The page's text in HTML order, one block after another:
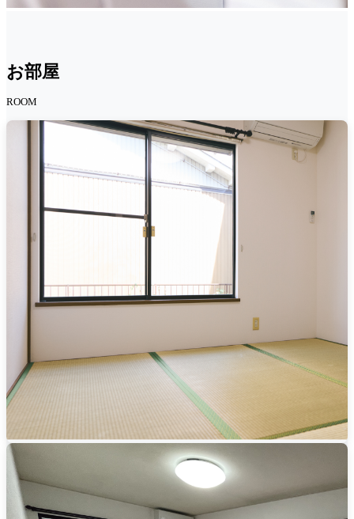
お部屋
ROOM